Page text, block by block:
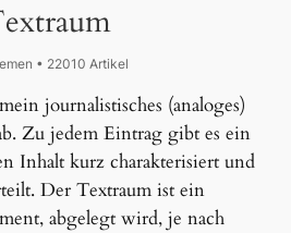
• 22010 Artikel
journalistisches (analoges)
Zu jedem Eintrag gibt es ein
Inhalt kurz charakterisiert und
Der Textraum ist ein
abgelegt wird, je nach